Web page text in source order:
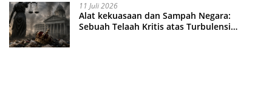
11 Juli 2026
Alat kekuasaan dan Sampah Negara:
Sebuah Telaah Kritis atas Turbulensi